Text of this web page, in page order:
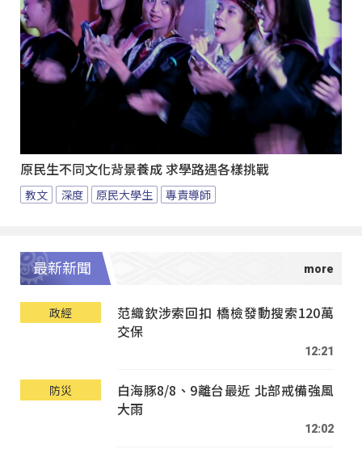
原民生不同文化背景養成 求學路遇各樣挑戰
教文 深度 原民大學生 專責導師
最新新聞
政經
范織欽涉索回扣 橋檢發動搜索120萬
交保
12:21
防災
白海豚8/8、9離台最近 北部戒備強風
大雨
12:02